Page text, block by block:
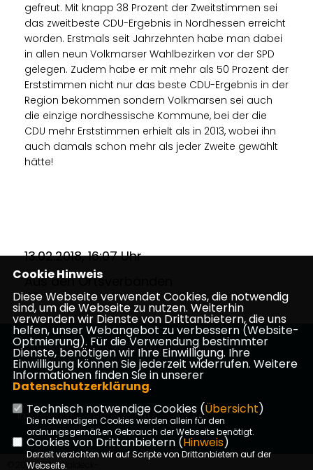
gefreut. Mit knapp 38 Prozent der Zweitstimmen sei
das zweitbeste CDU-Ergebnis in Nordhessen erreicht
worden. Erstmals seit Jahrzehnten habe man dabei
in allen neun Volkmarser Wahlbezirken vor der SPD
gelegen. Zudem habe er mit mehr als 50 Prozent der
Erststimmen nicht nur das beste CDU-Ergebnis in der
Region bekommen sondern Volkmarsen sei auch
die einzige nordhessische Kommune, bei der die
CDU mehr Erststimmen erhielt als in 2013, wobei ihn
auch damals schon mehr als jeder Zweite gewählt
hätte!
13.02.2018, 16:07 Uhr
Aus den Ortsverbänden
CDU-Kreisverband Waldeck-Frankenberg
Impressum Datenschutz Kontakt
©2026 CDU Waldeck-
Cookie Hinweis
Diese Webseite verwendet Cookies, die notwendig
sind, um die Webseite zu nutzen. Weiterhin
verwenden wir Dienste von Drittanbietern, die uns
helfen, unser Webangebot zu verbessern (Website-
Optmierung). Für die Verwendung bestimmter
Dienste, benötigen wir Ihre Einwilligung. Ihre
Einwilligung können Sie jederzeit widerrufen. Weitere
Informationen finden Sie in unserer
Datenschutzerklärung.
Technisch notwendige Cookies (Übersicht)
Die notwendigen Cookies werden allein für den
ordnungsgemäßen Gebrauch der Webseite benötigt.
Cookies von Drittanbietern (Hinweis)
Derzeit verzichten wir auf Scripte von Drittanbietern auf der
Webseite.